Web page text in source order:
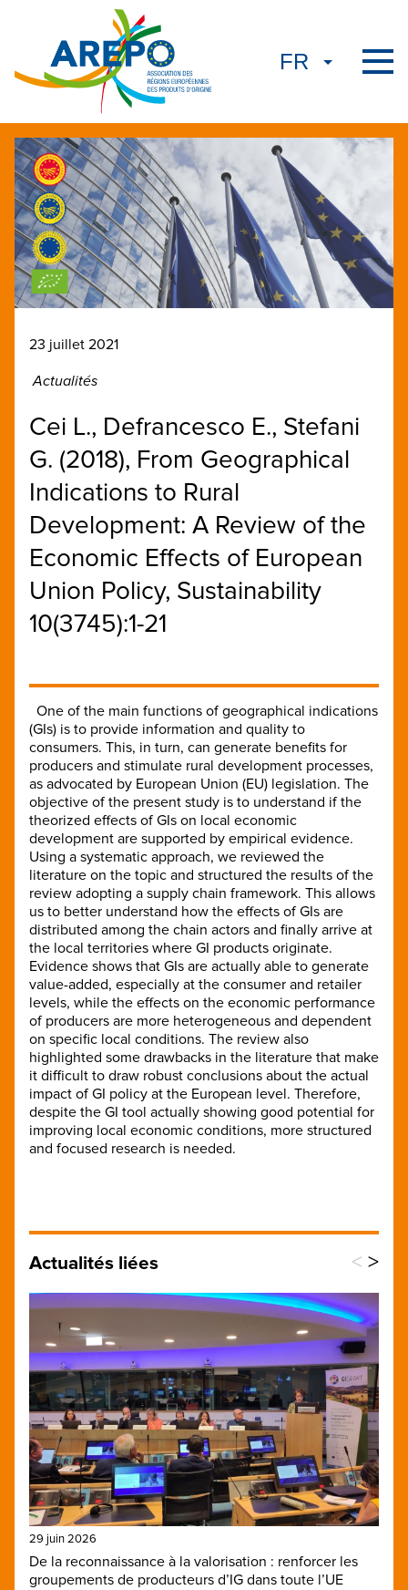
23 juillet 2021
Actualités
Cei L., Defrancesco E., Stefani
G. (2018), From Geographical
Indications to Rural
Development: A Review of the
Economic Effects of European
Union Policy, Sustainability
10(3745):1-21
One of the main functions of geographical indications
(GIs) is to provide information and quality to
consumers. This, in turn, can generate benefits for
producers and stimulate rural development processes,
as advocated by European Union (EU) legislation. The
objective of the present study is to understand if the
theorized effects of GIs on local economic
development are supported by empirical evidence.
Using a systematic approach, we reviewed the
literature on the topic and structured the results of the
review adopting a supply chain framework. This allows
us to better understand how the effects of GIs are
distributed among the chain actors and finally arrive at
the local territories where GI products originate.
Evidence shows that GIs are actually able to generate
value-added, especially at the consumer and retailer
levels, while the effects on the economic performance
of producers are more heterogeneous and dependent
on specific local conditions. The review also
highlighted some drawbacks in the literature that make
it difficult to draw robust conclusions about the actual
impact of GI policy at the European level. Therefore,
despite the GI tool actually showing good potential for
improving local economic conditions, more structured
and focused research is needed.
Actualités liées < >
29 juin 2026
De la reconnaissance à la valorisation : renforcer les
groupements de producteurs d’IG dans toute l’UE